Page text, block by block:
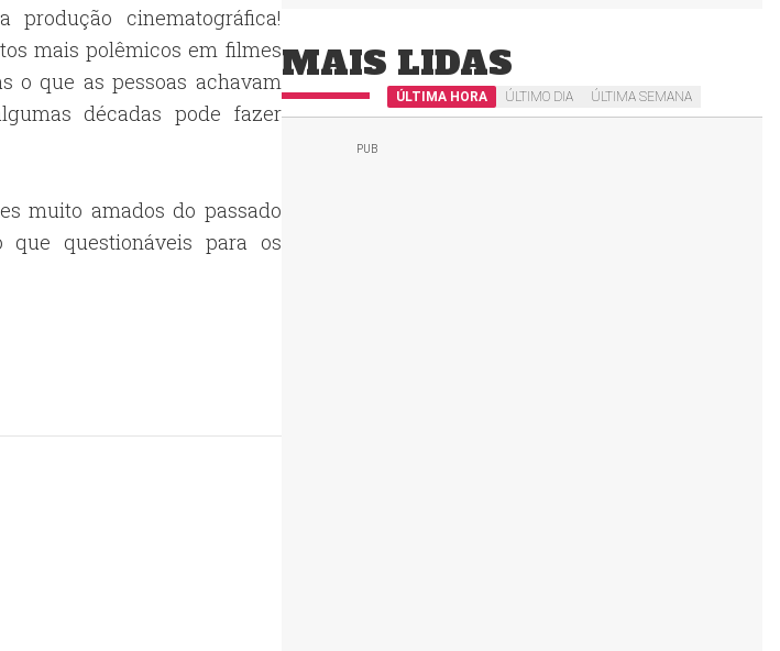
cinematográfica!
mais polêmicos em filmes
o que as pessoas achavam
décadas pode fazer
muito amados do passado
questionáveis para os
MAIS LIDAS
ÚLTIMA HORA ÚLTIMO DIA ÚLTIMA SEMANA